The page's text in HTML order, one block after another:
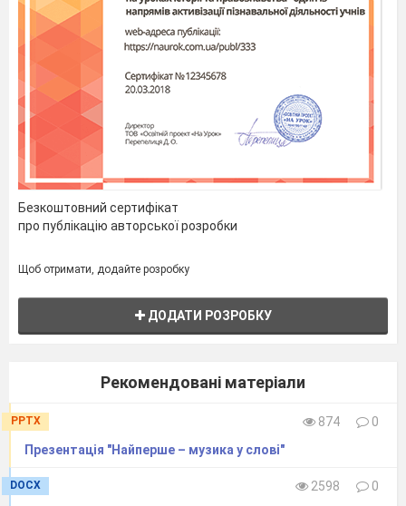
Безкоштовний сертифікат
про публікацію авторської розробки
Щоб отримати, додайте розробку
ДОДАТИ РОЗРОБКУ
Рекомендовані матеріали
PPTX 874
0
Презентація "Найперше – музика у слові"
DOCX 2598
0